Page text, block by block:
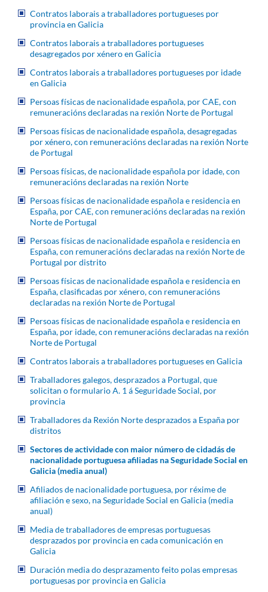
Contratos laborais a traballadores portugueses por
provincia en Galicia
Contratos laborais a traballadores portugueses
desagregados por xénero en Galicia
Contratos laborais a traballadores portugueses por idade
en Galicia
Persoas físicas de nacionalidade española, por CAE, con
remuneracións declaradas na rexión Norte de Portugal
Persoas físicas de nacionalidade española, desagregadas
por xénero, con remuneracións declaradas na rexión Norte
de Portugal
Persoas físicas, de nacionalidade española por idade, con
remuneracións declaradas na rexión Norte
Persoas físicas de nacionalidade española e residencia en
España, por CAE, con remuneracións declaradas na rexión
Norte de Portugal
Persoas físicas de nacionalidade española e residencia en
España, con remuneracións declaradas na rexión Norte de
Portugal por distrito
Persoas físicas de nacionalidade española e residencia en
España, clasificadas por xénero, con remuneracións
declaradas na rexión Norte de Portugal
Persoas físicas de nacionalidade española e residencia en
España, por idade, con remuneracións declaradas na rexión
Norte de Portugal
Contratos laborais a traballadores portugueses en Galicia
Traballadores galegos, desprazados a Portugal, que
solicitan o formulario A. 1 á Seguridade Social, por
provincia
Traballadores da Rexión Norte desprazados a España por
distritos
Sectores de actividade con maior número de cidadás de
nacionalidade portuguesa afiliadas na Seguridade Social en
Galicia (media anual)
Afiliados de nacionalidade portuguesa, por réxime de
afiliación e sexo, na Seguridade Social en Galicia (media
anual)
Media de traballadores de empresas portuguesas
desprazados por provincia en cada comunicación en
Galicia
Duración media do desprazamento feito polas empresas
portuguesas por provincia en Galicia